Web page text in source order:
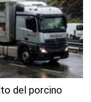
del porcino